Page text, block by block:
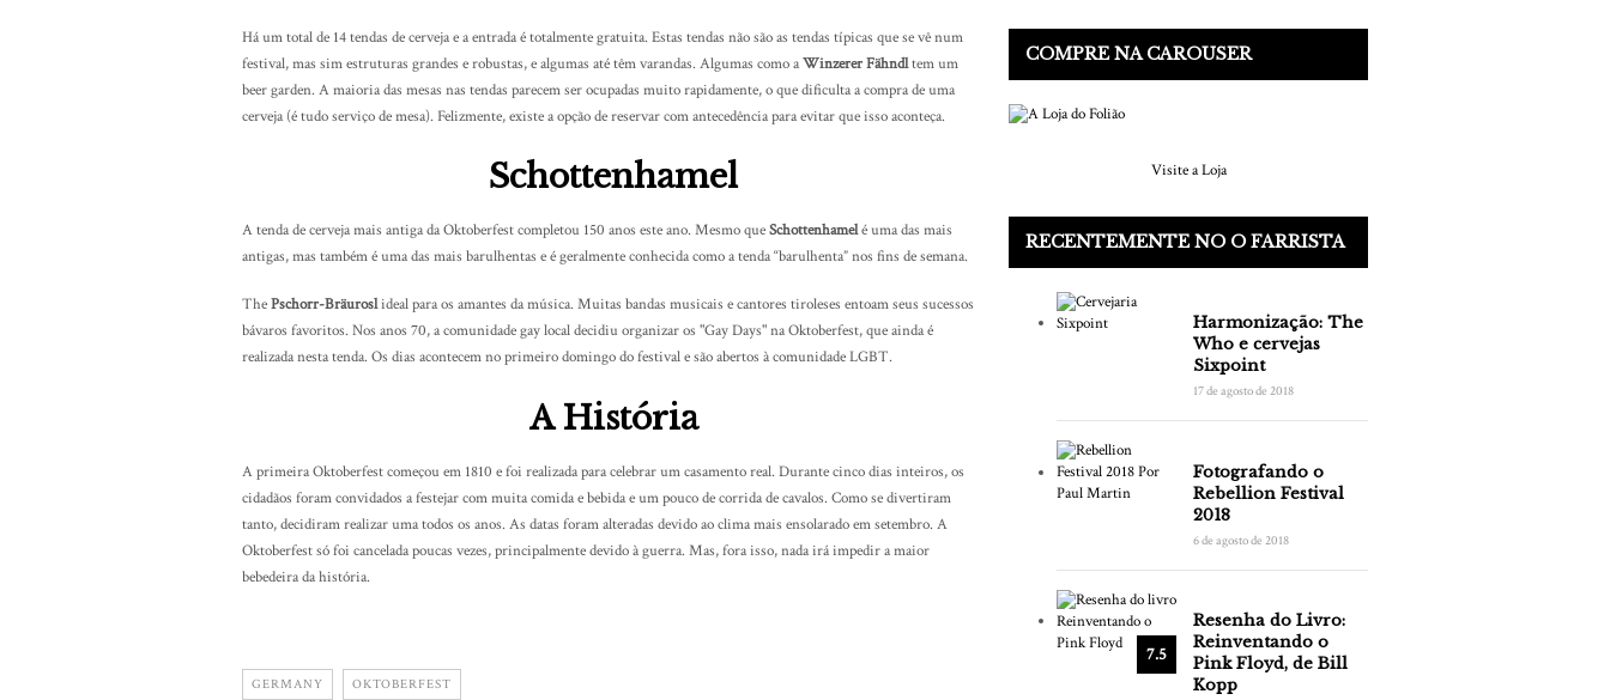
Há um total de 14 tendas de cerveja e a entrada é totalmente gratuita. Estas tendas não são as tendas típicas que se vê num
festival, mas sim estruturas grandes e robustas, e algumas até têm varandas. Algumas como aWinzerer Fähndltem um
beer garden. A maioria das mesas nas tendas parecem ser ocupadas muito rapidamente, o que dificulta a compra de uma
cerveja (é tudo serviço de mesa). Felizmente, existe a opção de reservar com antecedência para evitar que isso aconteça.
Schottenhamel
A tenda de cerveja mais antiga da Oktoberfest completou 150 anos este ano. Mesmo queSchottenhamelé uma das mais
antigas, mas também é uma das mais barulhentas e é geralmente conhecida como a tenda “barulhenta” nos fins de semana.
ThePschorr-Bräuroslideal para os amantes da música. Muitas bandas musicais e cantores tiroleses entoam seus sucessos
bávaros favoritos. Nos anos 70, a comunidade gay local decidiu organizar os "Gay Days" na Oktoberfest, que ainda é
realizada nesta tenda. Os dias acontecem no primeiro domingo do festival e são abertos à comunidade LGBT.
A História
A primeira Oktoberfest começou em 1810 e foi realizada para celebrar um casamento real. Durante cinco dias inteiros, os
cidadãos foram convidados a festejar com muita comida e bebida e um pouco de corrida de cavalos. Como se divertiram
tanto, decidiram realizar uma todos os anos. As datas foram alteradas devido ao clima mais ensolarado em setembro. A
Oktoberfest só foi cancelada poucas vezes, principalmente devido à guerra. Mas, fora isso, nada irá impedir a maior
bebedeira da história.
GERMANY OKTOBERFEST
COMPRE NA CAROUSER
Visite a Loja
RECENTEMENTE NO O FARRISTA
Harmonização: The
Who e cervejas
Sixpoint
17 de agosto de 2018
Fotografando o
Rebellion Festival
2018
6 de agosto de 2018
7.5
Resenha do Livro:
Reinventando o
Pink Floyd, de Bill
Kopp